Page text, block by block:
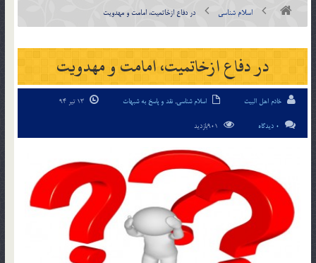
اسلام شناسی در دفاع ازخاتميت، امامت و مهدويت
در دفاع ازخاتميت، امامت و مهدويت
خادم اهل البیت اسلام شناسی, نقد و پاسخ به شبهات
0 دیدگاه